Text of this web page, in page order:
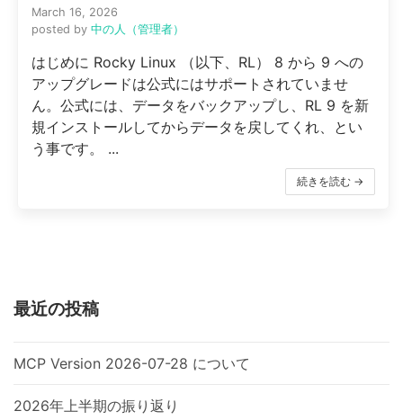
March 16, 2026
posted by 中の人（管理者）
はじめに Rocky Linux （以下、RL） 8 から 9 への
アップグレードは公式にはサポートされていませ
ん。公式には、データをバックアップし、RL 9 を新
規インストールしてからデータを戻してくれ、とい
う事です。 ...
続きを読む →
最近の投稿
MCP Version 2026-07-28 について
2026年上半期の振り返り